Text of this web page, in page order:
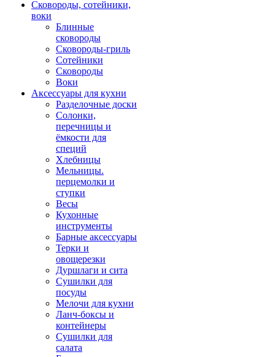
Сковороды, сотейники,
воки
Блинные
сковороды
Сковороды-гриль
Сотейники
Сковороды
Воки
Аксессуары для кухни
Разделочные доски
Солонки,
перечницы и
ёмкости для
специй
Хлебницы
Мельницы.
перцемолки и
ступки
Весы
Кухонные
инструменты
Барные аксессуары
Терки и
овощерезки
Дуршлаги и сита
Сушилки для
посуды
Мелочи для кухни
Ланч-боксы и
контейнеры
Сушилки для
салата